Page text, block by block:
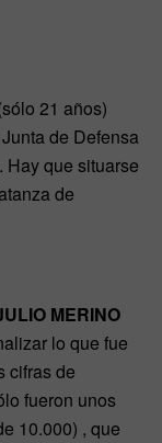
21 años)
de Defensa
Hay que situarse
de
MERINO
lo que fue
cifras de
fueron unos
10.000) , que